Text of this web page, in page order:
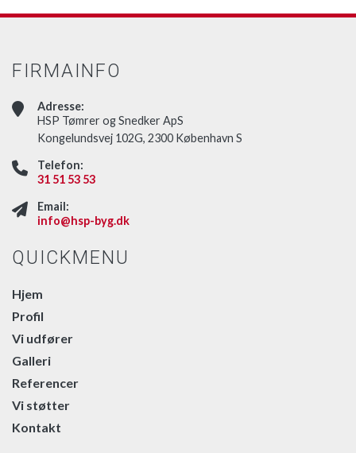
FIRMAINFO
Adresse:
HSP Tømrer og Snedker ApS
Kongelundsvej 102G, 2300 København S
Telefon:
31 51 53 53
Email:
info@hsp-byg.dk
QUICKMENU
Hjem
Profil
Vi udfører
Galleri
Referencer
Vi støtter
Kontakt